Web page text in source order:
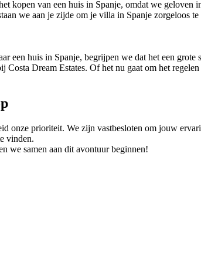
kopen van een huis in Spanje, omdat we
we aan je zijde om je villa in Spanje zorgeloos
een huis in Spanje, begrijpen we dat het een
Costa Dream Estates. Of het nu gaat om het
onze prioriteit. We zijn vastbesloten om jouw
vinden.
we samen aan dit avontuur beginnen!